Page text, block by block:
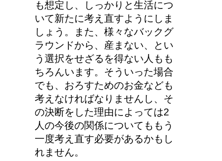
も想定し、しっかりと生活につ
いて新たに考え直すようにしま
しょう。また、様々なバックグ
ラウンドから、産まない、とい
う選択をせざるを得ない人もも
ちろんいます。そういった場合
でも、おろすためのお金なども
考えなければなりませんし、そ
の決断をした理由によっては2
人の今後の関係についてももう
一度考え直す必要があるかもし
れません。